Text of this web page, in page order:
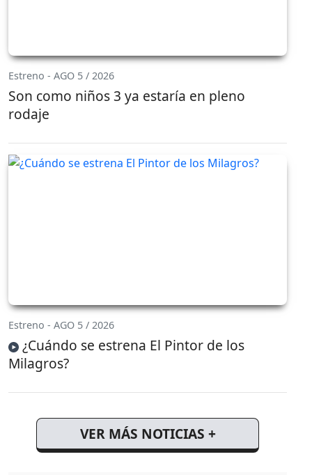
Estreno - AGO 5 / 2026
Son como niños 3 ya estaría en pleno
rodaje
Estreno - AGO 5 / 2026
¿Cuándo se estrena El Pintor de los
Milagros?
VER MÁS NOTICIAS +